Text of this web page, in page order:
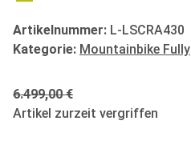
Artikelnummer: L-LSCRA430
Kategorie: Mountainbike Fully
6.499,00 €
Artikel zurzeit vergriffen